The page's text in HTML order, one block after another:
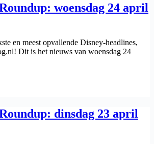
woensdag 24 april
en meest opvallende Disney-headlines,
Dit is het nieuws van woensdag 24
dinsdag 23 april